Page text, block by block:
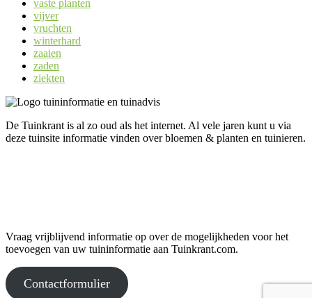
vaste planten
vijver
vruchten
winterhard
zaaien
zaden
ziekten
De Tuinkrant is al zo oud als het internet. Al vele jaren kunt u via
deze tuinsite informatie vinden over bloemen & planten en tuinieren.
Vraag vrijblijvend informatie op over de mogelijkheden voor het
toevoegen van uw tuininformatie aan Tuinkrant.com.
Contactformulier